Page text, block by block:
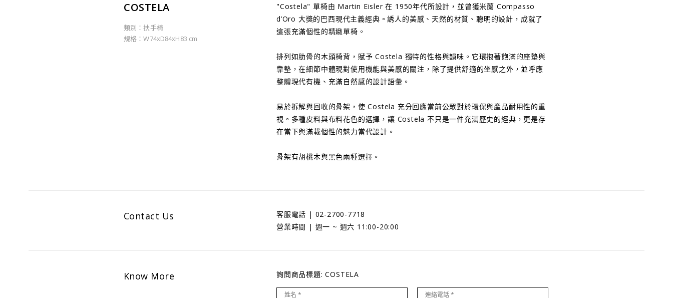
COSTELA
類別：扶手椅
規格：W74xD84xH83 cm
"Costela" 單椅由 Martin Eisler 在 1950年代所設計，並曾獲米蘭 Compasso
d’Oro 大獎的巴西現代主義經典。誘人的美感、天然的材質、聰明的設計，成就了
這張充滿個性的精緻單椅。
排列如肋骨的木頭椅背，賦予 Costela 獨特的性格與韻味。它環抱著飽滿的座墊與
靠墊，在細節中體現對使用機能與美感的關注，除了提供舒適的坐感之外，並呼應
整體現代有機、充滿自然感的設計語彙。
易於拆解與回收的骨架，使 Costela 充分回應當前公眾對於環保與產品耐用性的重
視。多種皮料與布料花色的選擇，讓 Costela 不只是一件充滿歷史的經典，更是存
在當下與滿載個性的魅力當代設計。
骨架有胡桃木與黑色兩種選擇。
Contact Us
客服電話 | 02-2700-7718
營業時間 | 週一 ~ 週六 11:00-20:00
Know More 詢問商品標題: COSTELA